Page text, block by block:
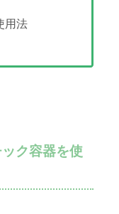
用法
ク容器を使